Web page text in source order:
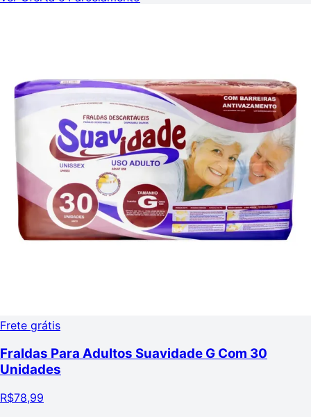
Frete grátis
Fraldas Para Adultos Suavidade G Com 30
Unidades
R$78,99